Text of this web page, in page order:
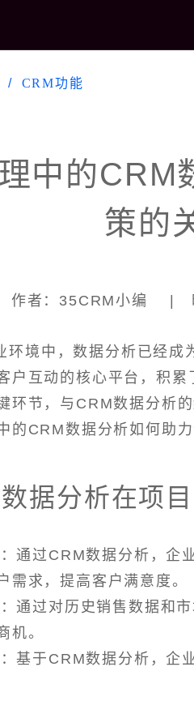
CRM功能
中的CRM
策的
作者：35CRM小编 |
环境中，数据分析已经成
户互动的核心平台，积
环节，与CRM数据分析
的CRM数据分析如何助力
据分析在项
通过CRM数据分析，企
需求，提高客户满意度。
通过对历史销售数据和
机。
基于CRM数据分析，企